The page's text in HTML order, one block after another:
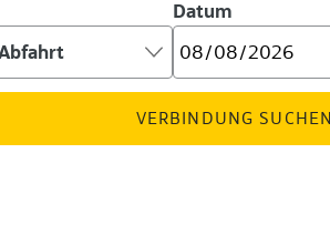
Datum
VERBINDUNG SUCHEN